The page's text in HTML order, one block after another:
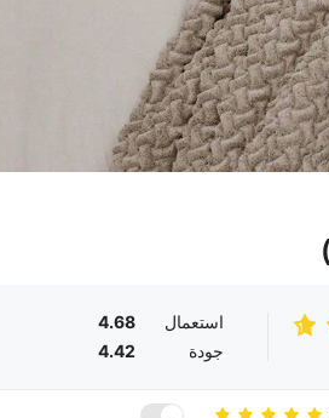
استعمال
4.68
جودة
4.42